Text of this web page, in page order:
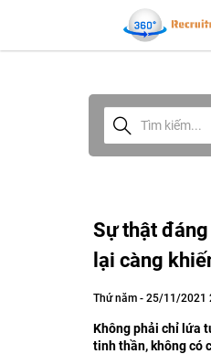
Sự thật
lại càng
Thứ năm - 25/11/2021
Không phải chỉ lứa
tinh thần, không có